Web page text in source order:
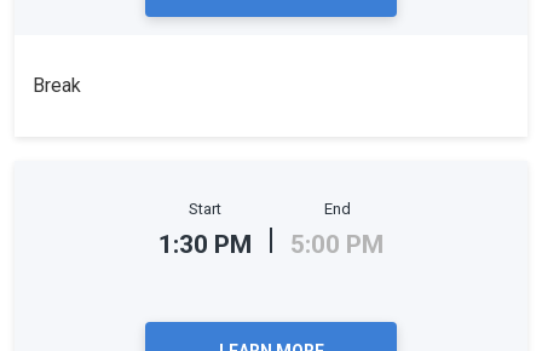
Break
Start
1:30 PM
End
5:00 PM